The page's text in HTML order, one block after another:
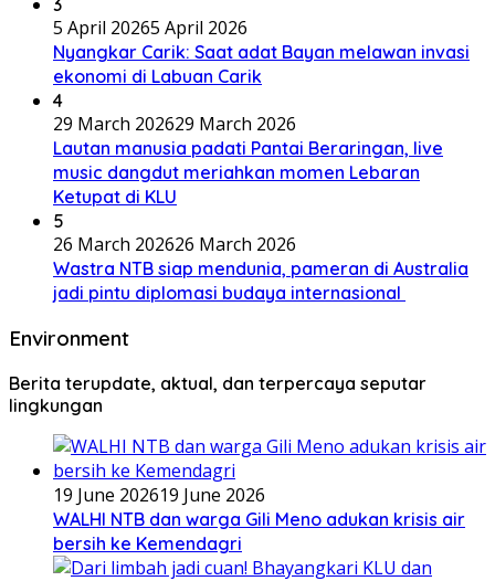
5 April 20265 April 2026
Nyangkar Carik: Saat adat Bayan melawan invasi
ekonomi di Labuan Carik
4
29 March 202629 March 2026
Lautan manusia padati Pantai Beraringan, live
music dangdut meriahkan momen Lebaran
Ketupat di KLU
5
26 March 202626 March 2026
Wastra NTB siap mendunia, pameran di Australia
jadi pintu diplomasi budaya internasional
Environment
Berita terupdate, aktual, dan terpercaya seputar
lingkungan
19 June 202619 June 2026
WALHI NTB dan warga Gili Meno adukan krisis air
bersih ke Kemendagri